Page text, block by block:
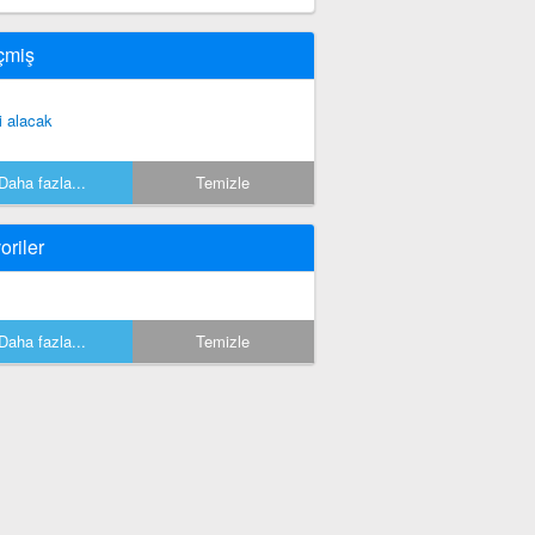
alacak
Daha fazla... Temizle
Daha fazla... Temizle